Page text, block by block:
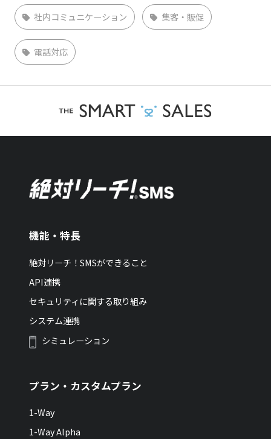
社内コミュニケーション 集客・販促
電話対応
機能・特長
絶対リーチ！SMSができること
API連携
セキュリティに関する取り組み
システム連携
シミュレーション
プラン・カスタムプラン
1-Way
1-Way Alpha